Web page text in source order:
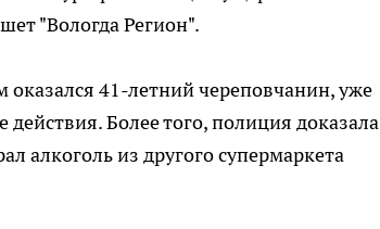
"Вологда Регион".
41-летний череповчанин, уже
Более того, полиция доказала
алкоголь из другого супермаркета